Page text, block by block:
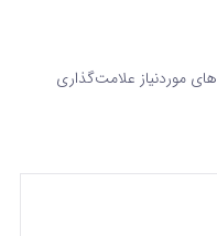
موردنیاز علامت‌گذاری